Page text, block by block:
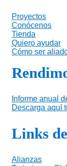
Proyectos
Conócenos
Tienda
Quiero ayudar
Cómo ser
Informe anual
Descarga aquí
Links
Alianzas